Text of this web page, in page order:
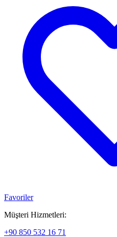
Favoriler
Müşteri Hizmetleri:
+90 850 532 16 71